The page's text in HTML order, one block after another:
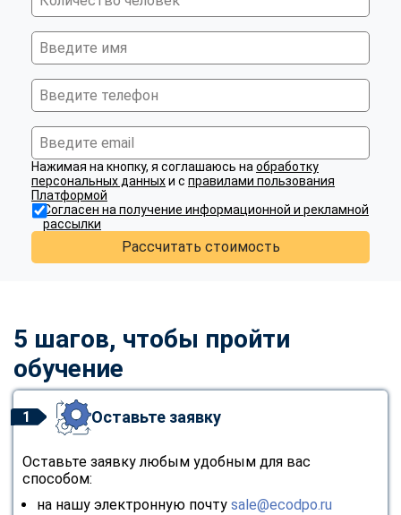
Нажимая на кнопку, я соглашаюсь на обработку
персональных данныхи с правилами пользования
Платформой
Согласен на получение информационной и рекламной
рассылки
Рассчитать стоимость
5 шагов, чтобы пройти
обучение
1 Оставьте заявку
Оставьте заявку любым удобным для вас
способом:
на нашу электронную почту sale@ecodpo.ru